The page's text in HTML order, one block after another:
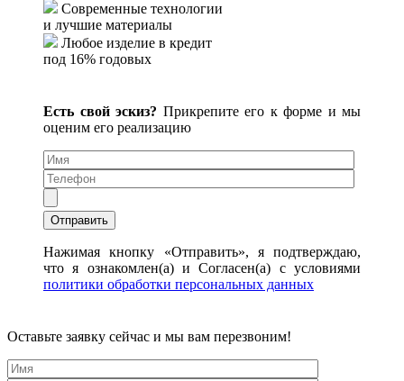
Современные технологии
и лучшие материалы
Любое изделие в кредит
под 16% годовых
Есть свой эскиз? Прикрепите его к форме и мы
оценим его реализацию
Нажимая кнопку «Отправить», я подтверждаю,
что я ознакомлен(а) и Согласен(а) с условиями
политики обработки персональных данных
Оставьте заявку сейчас и мы вам перезвоним!